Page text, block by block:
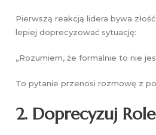
Pierwszą reakcją lidera bywa
lepiej doprecyzować sytuację:
„Rozumiem, że formalnie to nie
To pytanie przenosi rozmowę z
2. Doprecyzuj